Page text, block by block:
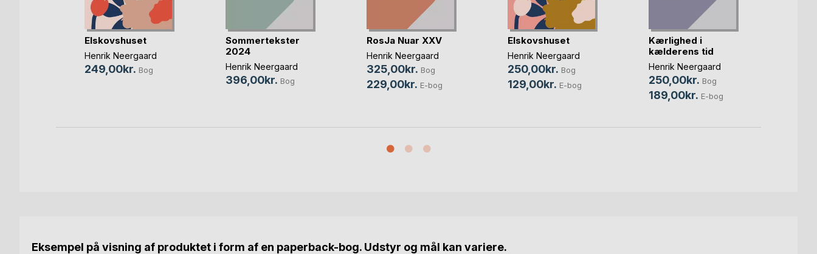
Elskovshuset
Henrik Neergaard
249,00kr. Bog
Sommertekster
2024
Henrik Neergaard
396,00kr. Bog
RosJa Nuar XXV
Henrik Neergaard
325,00kr. Bog
229,00kr. E-bog
Elskovshuset
Henrik Neergaard
250,00kr. Bog
129,00kr. E-bog
Kærlighed i
kælderens tid
Henrik Neergaard
250,00kr. Bog
189,00kr. E-bog
Eksempel på visning af produktet i form af en paperback-bog. Udstyr og mål kan variere.